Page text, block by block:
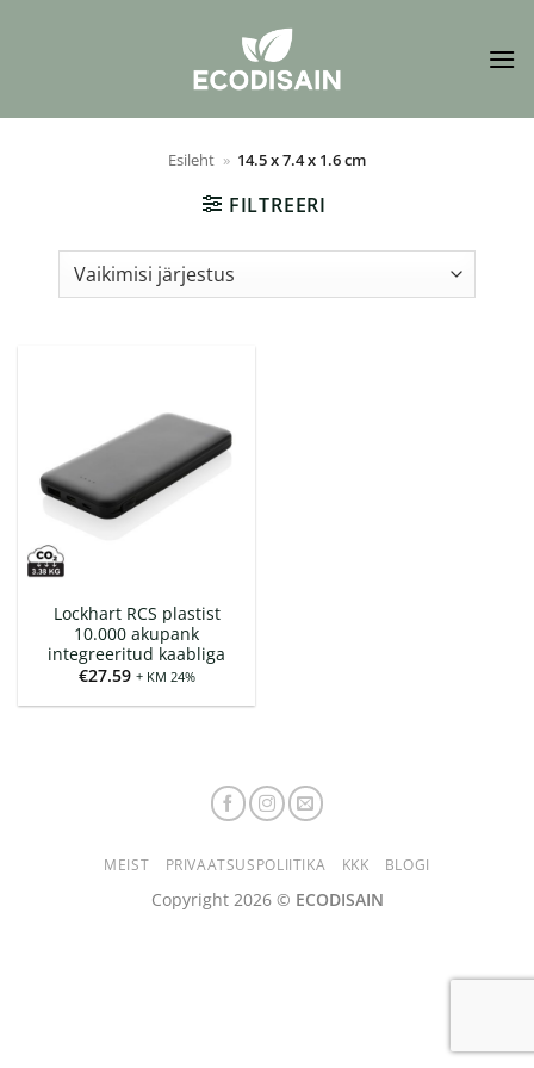
Esileht » 14.5 x 7.4 x 1.6 cm
FILTREERI
Lockhart RCS plastist
10.000 akupank
integreeritud kaabliga
€27.59 + KM 24%
MEIST PRIVAATSUSPOLIITIKA KKK BLOGI
Copyright 2026 © ECODISAIN